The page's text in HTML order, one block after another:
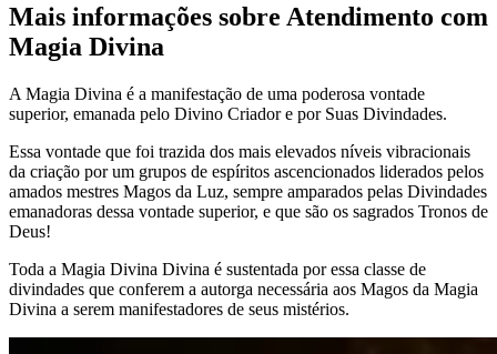
Mais informações sobre Atendimento com
Magia Divina
A Magia Divina é a manifestação de uma poderosa vontade
superior, emanada pelo Divino Criador e por Suas Divindades.
Essa vontade que foi trazida dos mais elevados níveis vibracionais
da criação por um grupos de espíritos ascencionados liderados pelos
amados mestres Magos da Luz, sempre amparados pelas Divindades
emanadoras dessa vontade superior, e que são os sagrados Tronos de
Deus!
Toda a Magia Divina Divina é sustentada por essa classe de
divindades que conferem a autorga necessária aos Magos da Magia
Divina a serem manifestadores de seus mistérios.